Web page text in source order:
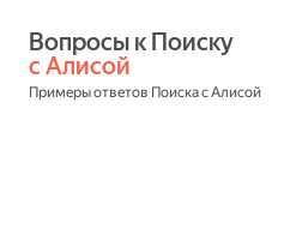
с Алисой
Примеры ответов Поиска с Алисой